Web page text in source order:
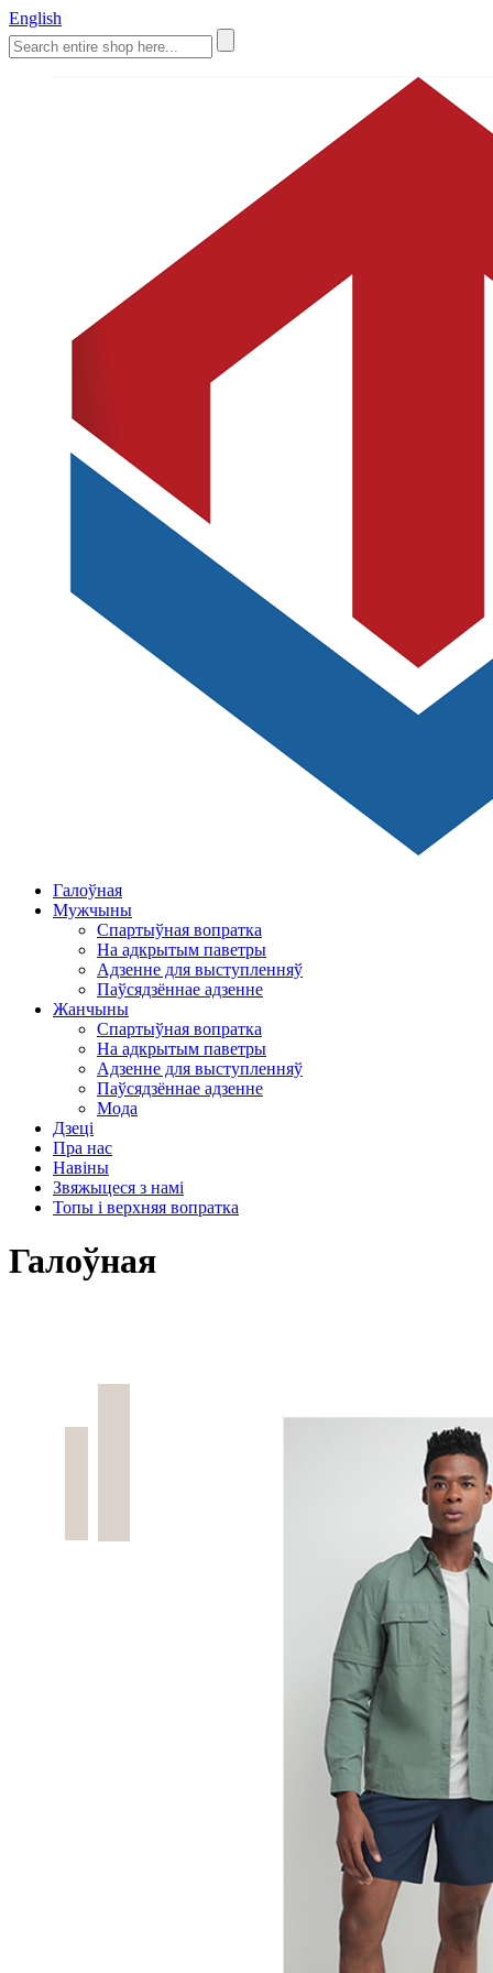
English
Галоўная
Мужчыны
Спартыўная вопратка
На адкрытым паветры
Адзенне для выступленняў
Паўсядзённае адзенне
Жанчыны
Спартыўная вопратка
На адкрытым паветры
Адзенне для выступленняў
Паўсядзённае адзенне
Мода
Дзеці
Пра нас
Навіны
Звяжыцеся з намі
Топы і верхняя вопратка
Галоўная